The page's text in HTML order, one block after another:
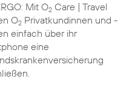
Mit O2Care | Travel
O2Privatkundinnen und -
einfach über ihr
eine